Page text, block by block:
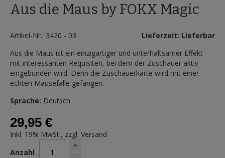
der
Aus die Maus by FOKX Magic
Artikel-Nr.: 3420 - 03
Lieferzeit: Lieferbar
Aus die Maus ist ein einzigartiger und unterhaltsamer Effekt
mit interessanten Requisiten, bei dem der Zuschauer aktiv
eingebunden wird. Denn die Zuschauerkarte wird mit einer
echten Mausefalle gefangen.
Sprache: Deutsch
29,95 €
Inkl. 19% MwSt., zzgl. Versand
Anzahl